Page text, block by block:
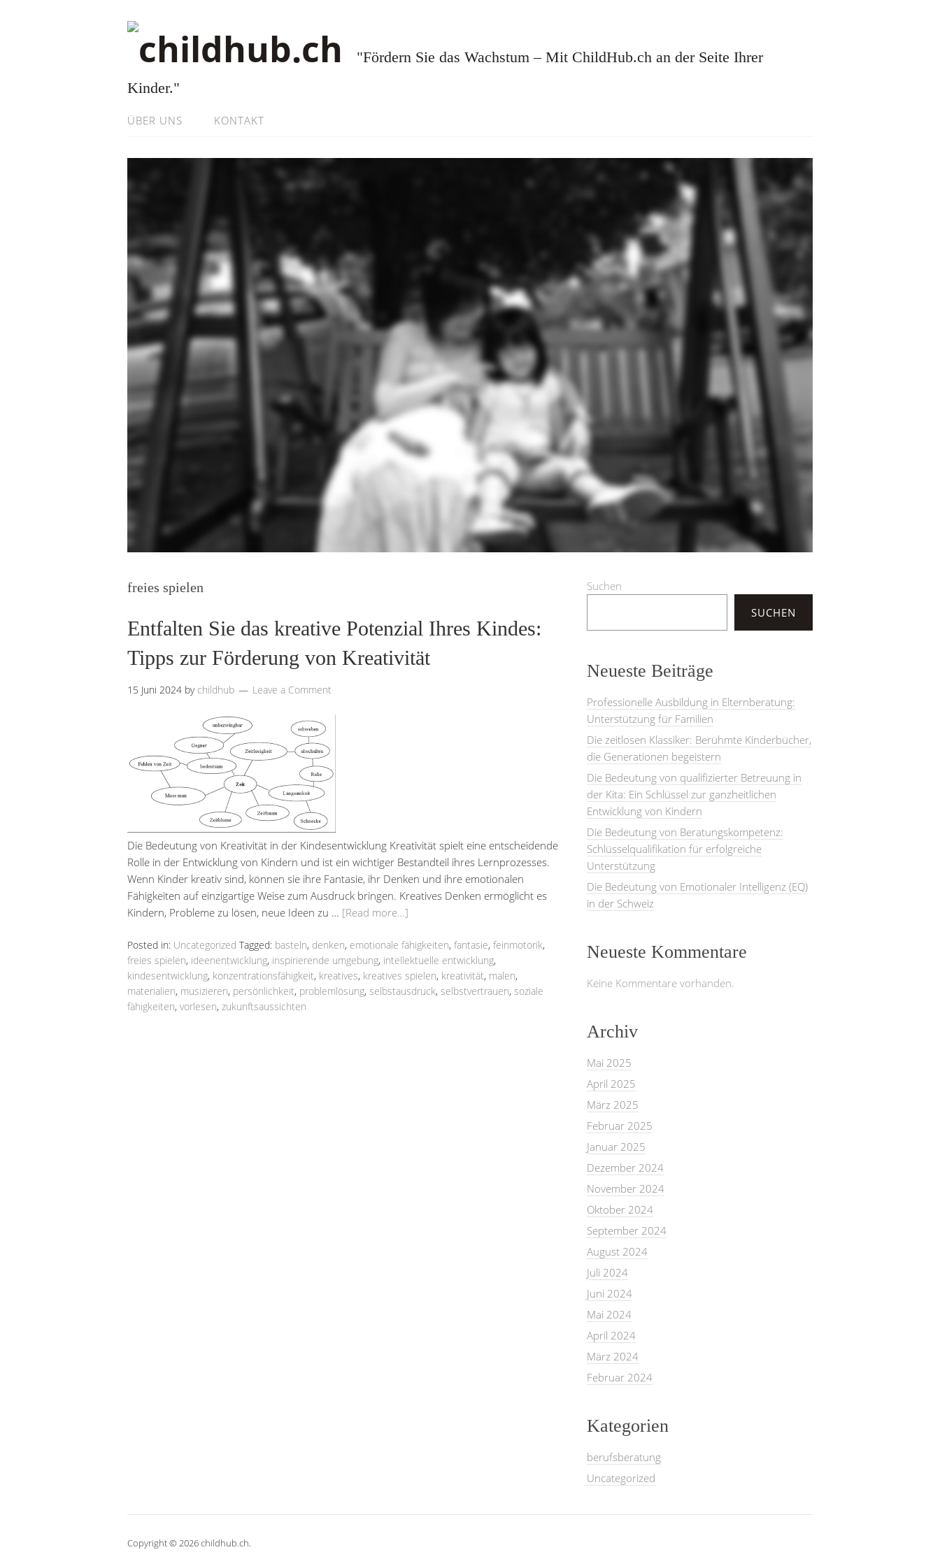
"Fördern Sie das Wachstum – Mit ChildHub.ch an der Seite Ihrer
Kinder."
ÜBER UNS KONTAKT
freies spielen
Entfalten Sie das kreative Potenzial Ihres Kindes:
Tipps zur Förderung von Kreativität
15 Juni 2024 by childhub Leave a Comment
Die Bedeutung von Kreativität in der Kindesentwicklung Kreativität spielt eine entscheidende
Rolle in der Entwicklung von Kindern und ist ein wichtiger Bestandteil ihres Lernprozesses.
Wenn Kinder kreativ sind, können sie ihre Fantasie, ihr Denken und ihre emotionalen
Fähigkeiten auf einzigartige Weise zum Ausdruck bringen. Kreatives Denken ermöglicht es
Kindern, Probleme zu lösen, neue Ideen zu … [Read more…]
Posted in: Uncategorized Tagged: basteln, denken, emotionale fähigkeiten, fantasie, feinmotorik,
freies spielen, ideenentwicklung, inspirierende umgebung, intellektuelle entwicklung,
kindesentwicklung, konzentrationsfähigkeit, kreatives, kreatives spielen, kreativität, malen,
materialien, musizieren, persönlichkeit, problemlösung, selbstausdruck, selbstvertrauen, soziale
fähigkeiten, vorlesen, zukunftsaussichten
Suchen
SUCHEN
Neueste Beiträge
Professionelle Ausbildung in Elternberatung:
Unterstützung für Familien
Die zeitlosen Klassiker: Berühmte Kinderbücher,
die Generationen begeistern
Die Bedeutung von qualifizierter Betreuung in
der Kita: Ein Schlüssel zur ganzheitlichen
Entwicklung von Kindern
Die Bedeutung von Beratungskompetenz:
Schlüsselqualifikation für erfolgreiche
Unterstützung
Die Bedeutung von Emotionaler Intelligenz (EQ)
in der Schweiz
Neueste Kommentare
Keine Kommentare vorhanden.
Archiv
Mai 2025
April 2025
März 2025
Februar 2025
Januar 2025
Dezember 2024
November 2024
Oktober 2024
September 2024
August 2024
Juli 2024
Juni 2024
Mai 2024
April 2024
März 2024
Februar 2024
Kategorien
berufsberatung
Uncategorized
Copyright © 2026 childhub.ch.